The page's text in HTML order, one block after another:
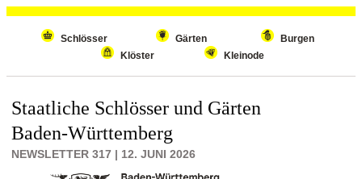
Wiederholenden Inhalt überspringen
Schlösser Gärten
Burgen
Klöster
Kleinode
Staatliche Schlösser und Gärten
Baden-Württemberg
NEWSLETTER 317 | 12. JUNI 2026